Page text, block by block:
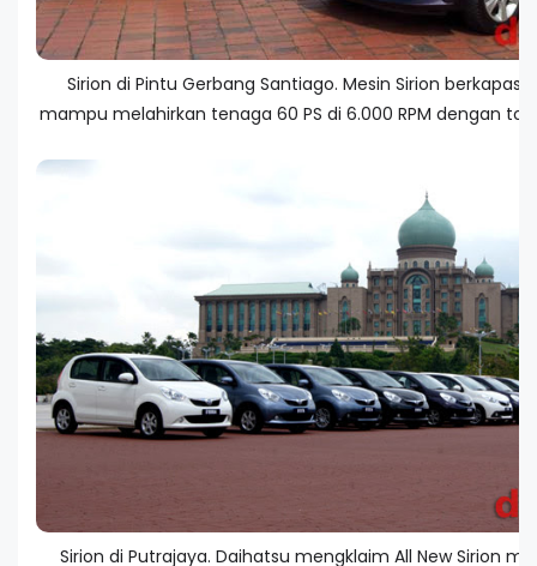
Sirion di Pintu Gerbang Santiago. Mesin Sirion
mampu melahirkan tenaga 60 PS di 6.000 RPM dengan torsi
Sirion di Putrajaya. Daihatsu mengklaim All New Sirion